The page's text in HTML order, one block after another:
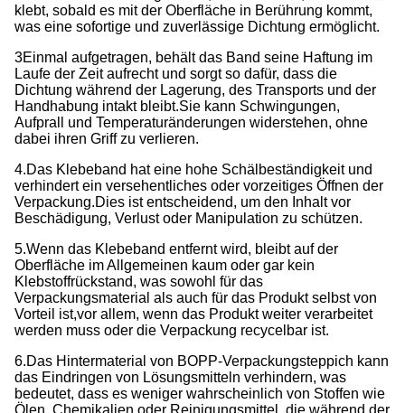
klebt, sobald es mit der Oberfläche in Berührung kommt,
was eine sofortige und zuverlässige Dichtung ermöglicht.
3Einmal aufgetragen, behält das Band seine Haftung im
Laufe der Zeit aufrecht und sorgt so dafür, dass die
Dichtung während der Lagerung, des Transports und der
Handhabung intakt bleibt.Sie kann Schwingungen,
Aufprall und Temperaturänderungen widerstehen, ohne
dabei ihren Griff zu verlieren.
4.Das Klebeband hat eine hohe Schälbeständigkeit und
verhindert ein versehentliches oder vorzeitiges Öffnen der
Verpackung.Dies ist entscheidend, um den Inhalt vor
Beschädigung, Verlust oder Manipulation zu schützen.
5.Wenn das Klebeband entfernt wird, bleibt auf der
Oberfläche im Allgemeinen kaum oder gar kein
Klebstoffrückstand, was sowohl für das
Verpackungsmaterial als auch für das Produkt selbst von
Vorteil ist,vor allem, wenn das Produkt weiter verarbeitet
werden muss oder die Verpackung recycelbar ist.
6.Das Hintermaterial von BOPP-Verpackungsteppich kann
das Eindringen von Lösungsmitteln verhindern, was
bedeutet, dass es weniger wahrscheinlich von Stoffen wie
Ölen, Chemikalien,oder Reinigungsmittel, die während der